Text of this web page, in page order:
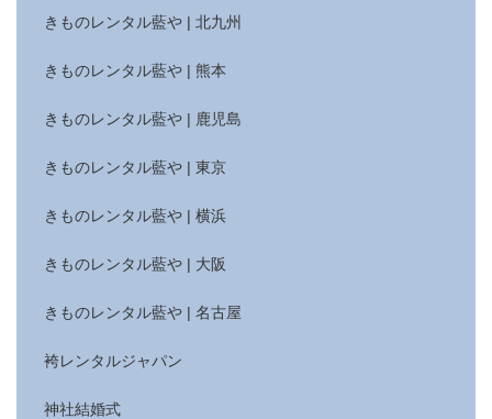
きものレンタル藍や | 北九州
きものレンタル藍や | 熊本
きものレンタル藍や | 鹿児島
きものレンタル藍や | 東京
きものレンタル藍や | 横浜
きものレンタル藍や | 大阪
きものレンタル藍や | 名古屋
袴レンタルジャパン
神社結婚式